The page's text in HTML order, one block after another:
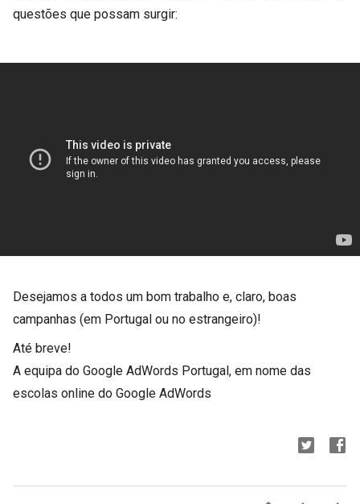
questões que possam surgir:
Desejamos a todos um bom trabalho e, claro, boas
campanhas (em Portugal ou no estrangeiro)!
Até breve!
A equipa do Google AdWords Portugal, em nome das
escolas online do Google AdWords